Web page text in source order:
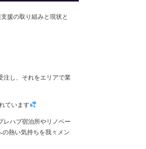
援の取り組みと現状と
注し、それをエリアで業
ています
レハブ宿泊所やリノベー
熱い気持ちを我々メン